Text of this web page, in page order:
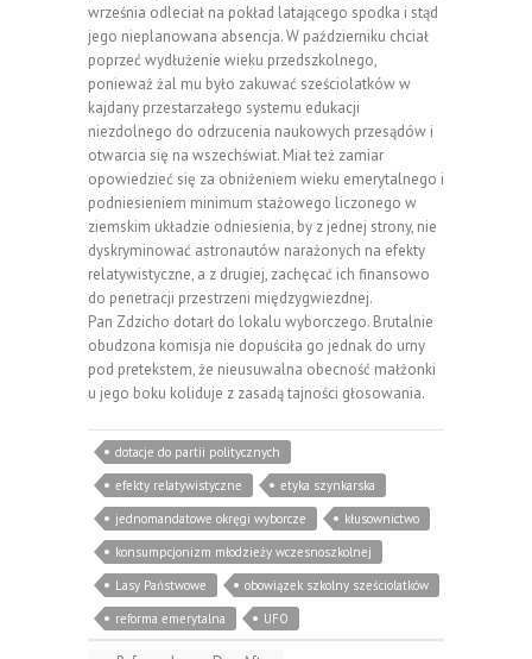
września odleciał na pokład latającego spodka i stąd
jego nieplanowana absencja. W październiku chciał
poprzeć wydłużenie wieku przedszkolnego,
ponieważ żal mu było zakuwać sześciolatków w
kajdany przestarzałego systemu edukacji
niezdolnego do odrzucenia naukowych przesądów i
otwarcia się na wszechświat. Miał też zamiar
opowiedzieć się za obniżeniem wieku emerytalnego i
podniesieniem minimum stażowego liczonego w
ziemskim układzie odniesienia, by z jednej strony, nie
dyskryminować astronautów narażonych na efekty
relatywistyczne, a z drugiej, zachęcać ich finansowo
do penetracji przestrzeni międzygwiezdnej.
Pan Zdzicho dotarł do lokalu wyborczego. Brutalnie
obudzona komisja nie dopuściła go jednak do urny
pod pretekstem, że nieusuwalna obecność małżonki
u jego boku koliduje z zasadą tajności głosowania.
dotacje do partii politycznych
efekty relatywistyczne
etyka szynkarska
jednomandatowe okręgi wyborcze
kłusownictwo
konsumpcjonizm młodzieży wczesnoszkolnej
Lasy Państwowe
obowiązek szkolny sześciolatków
reforma emerytalna
UFO